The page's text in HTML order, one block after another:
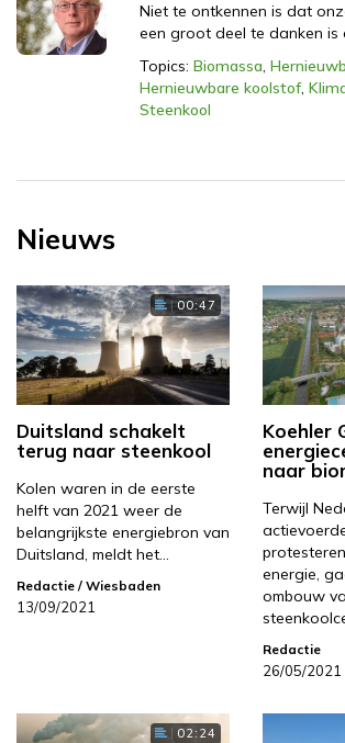
Niet te ontkennen is dat
een groot deel te danken is
Topics: Biomassa,
Hernieuwbare koolstof,
Steenkool
Nieuws
00:47
Duitsland schakelt
terug naar steenkool
Kolen waren in de eerste
helft van 2021 weer de
belangrijkste energiebron van
Duitsland, meldt het…
Redactie / Wiesbaden
13/09/2021
Koehler
naar
Terwijl
energie,
ombouw
Redactie
26/05/2021
02:24